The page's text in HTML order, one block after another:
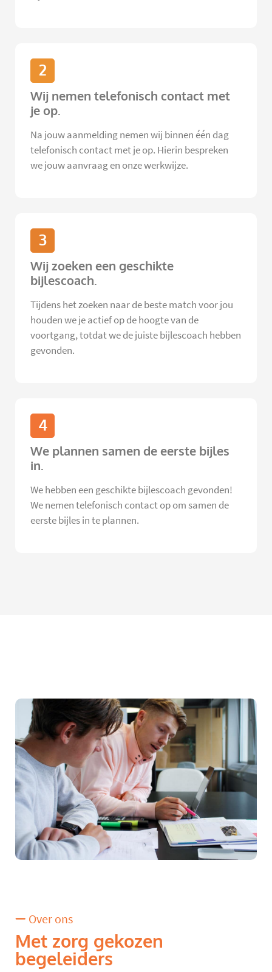
2
Wij nemen telefonisch contact met
je op.
Na jouw aanmelding nemen wij binnen één dag
telefonisch contact met je op. Hierin bespreken
we jouw aanvraag en onze werkwijze.
3
Wij zoeken een geschikte
bijlescoach.
Tijdens het zoeken naar de beste match voor jou
houden we je actief op de hoogte van de
voortgang, totdat we de juiste bijlescoach hebben
gevonden.
4
We plannen samen de eerste bijles
in.
We hebben een geschikte bijlescoach gevonden!
We nemen telefonisch contact op om samen de
eerste bijles in te plannen.
Over ons
Met zorg gekozen
begeleiders